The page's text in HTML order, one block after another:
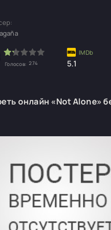
Голосов: 274 5.1
онлайн «Not Alone»